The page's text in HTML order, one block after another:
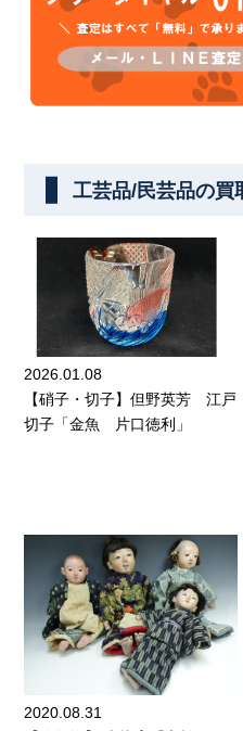
工芸品/民芸品の買
2026.01.08
【硝子・切子】但野英芳 江戸
切子「金魚 片口徳利」
2020.08.31